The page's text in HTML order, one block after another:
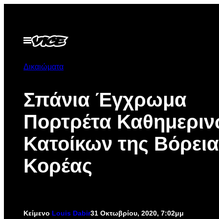
περιεχόμενο
Ανοίξτε
το
Δικαιώματα
Σπάνια Έγχρωμα
Πορτρέτα
Κατοίκων της
Κορέας
Κείμενο Louis Dabir31 Οκτωβρίου, 2020, 7:02μμ